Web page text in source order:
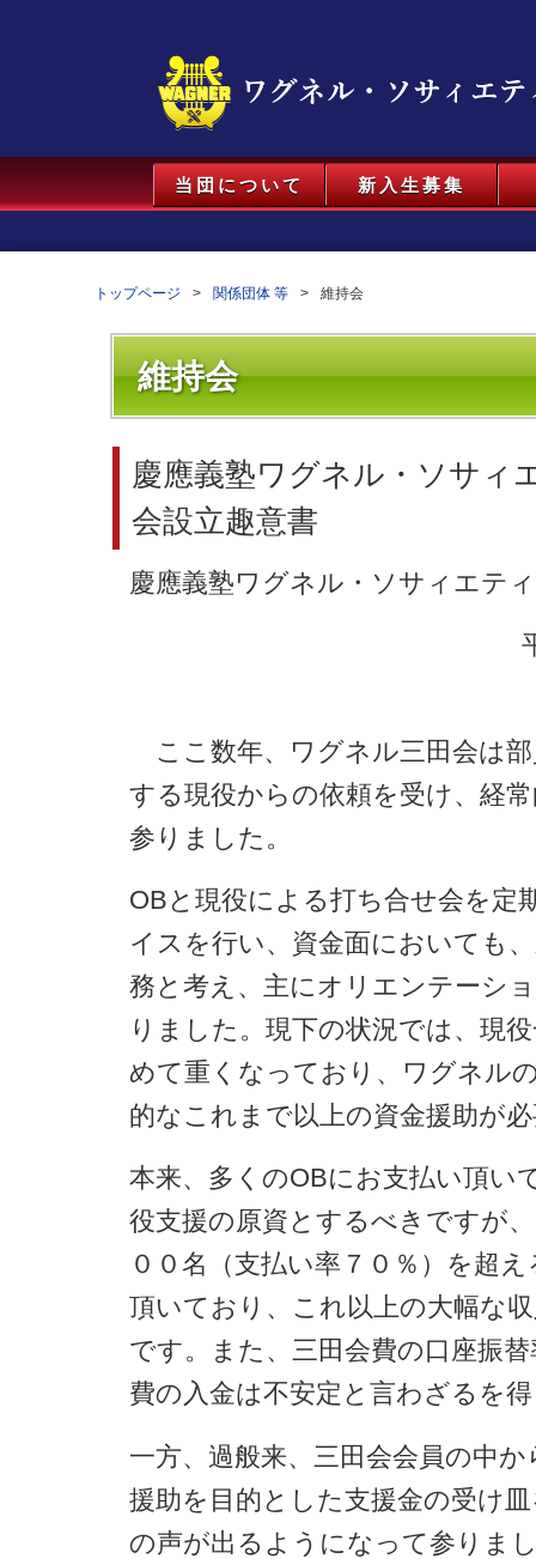
当団について 新入生募集
トップページ 関係団体 等 維持会
維持会
慶應義塾ワグネル・ソサィ
会設立趣意書
慶應義塾ワグネル・ソサィエテ
ここ数年、ワグネル三田会は
する現役からの依頼を受け、経
参りました。
OBと現役による打ち合せ会を定
イスを行い、資金面においても
務と考え、主にオリエンテーシ
りました。現下の状況では、現
めて重くなっており、ワグネル
的なこれまで以上の資金援助が
本来、多くのOBにお支払い頂い
役支援の原資とするべきですが
００名（支払い率７０％）を超
頂いており、これ以上の大幅な
です。また、三田会費の口座振
費の入金は不安定と言わざるを
一方、過般来、三田会会員の中
援助を目的とした支援金の受け
の声が出るようになって参りま